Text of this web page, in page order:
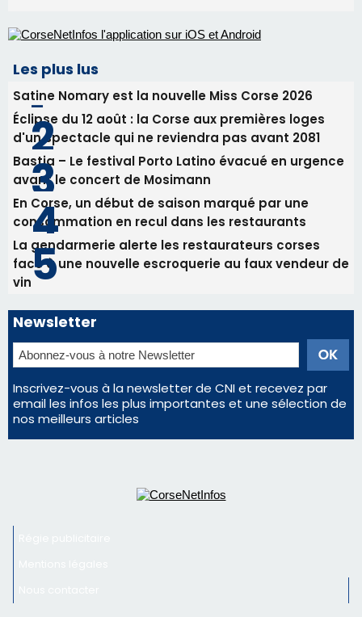
avant le concert de Mosimann
consommation en recul dans les restaurants
La gendarmerie alerte les restaurateurs corses
face à une nouvelle escroquerie au faux vendeur de
vin
Newsletter
Inscrivez-vous à la newsletter de CNI et recevez par
email les infos les plus importantes et une sélection de
nos meilleurs articles
Régie publicitaire
Mentions légales
Nous contacter